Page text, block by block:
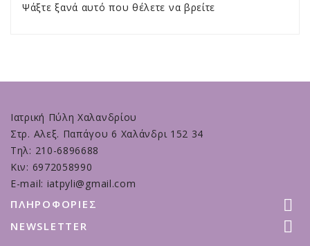
Ψάξτε ξανά αυτό που θέλετε να βρείτε
Ιατρική Πύλη Χαλανδρίου
Στρ. Αλεξ. Παπάγου 6 Χαλάνδρι 152 34
Τηλ: 210-6896688
Κιν: 6972058990
E-mail: iatpyli@gmail.com
ΠΛΗΡΟΦΟΡΊΕΣ 
NEWSLETTER 